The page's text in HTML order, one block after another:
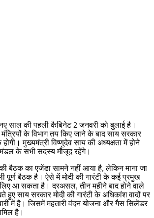
साल की पहली कैबिनेट 2 जनवरी को बुलाई है।
के विभाग तय किए जाने के बाद साय सरकार
मुख्यमंत्री विष्णुदेव साय की अध्यक्षता में होने
के सभी सदस्य मौजूद रहेंगे।
बैठक का एजेंडा सामने नहीं आया है, लेकिन माना जा
पूर्ण बैठक है। ऐसे में मोदी की गारंटी के कई प्रमुख
आ सकता है। दरअसल, तीन महीने बाद होने वाले
साय सरकार मोदी की गारंटी के अधिकांश वादों पर
में है। जिसमें महतारी वंदन योजना और गैस सिलेंडर
है।